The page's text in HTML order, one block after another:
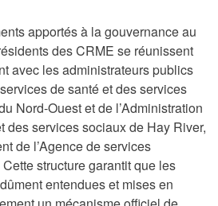
apportés à la gouvernance au
des CRME se réunissent
avec les administrateurs publics
de santé et des services
Nord-Ouest et de l’Administration
des services sociaux de Hay River,
de l’Agence de services
Cette structure garantit que les
entendues et mises en